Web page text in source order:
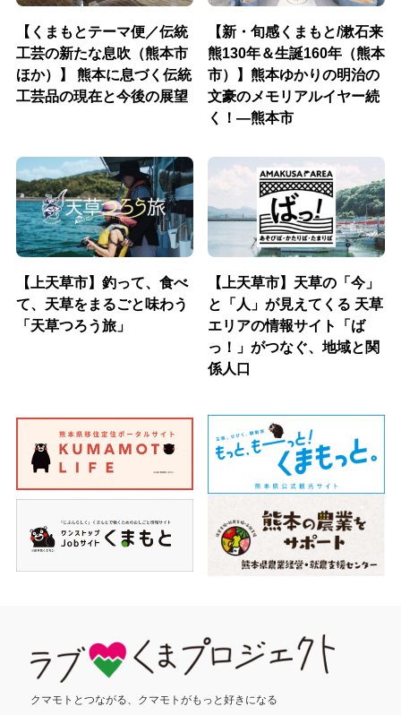
【くまもとテーマ便／伝統
工芸の新たな息吹（熊本市
ほか）】 熊本に息づく伝統
工芸品の現在と今後の展望
【新・旬感くまもと/漱石来
熊130年＆生誕160年（熊本
市）】熊本ゆかりの明治の
文豪のメモリアルイヤー続
く！―熊本市
【上天草市】釣って、食べ
て、天草をまるごと味わう
「天草つろう旅」
【上天草市】天草の「今」
と「人」が見えてくる 天草
エリアの情報サイト「ば
っ！」がつなぐ、地域と関
係人口
クマモトとつながる、 クマモトがもっと好きになる